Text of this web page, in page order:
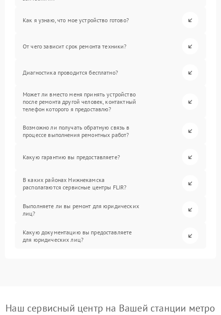
Как я узнаю, что мое устройство готово?
От чего зависит срок ремонта техники?
Диагностика проводится бесплатно?
Может ли вместо меня принять устройство
после ремонта другой человек, контактный
телефон которого я предоставлю?
Возможно ли получать обратную связь в
процессе выполнения ремонтных работ?
Какую гарантию вы предоставляете?
В каких районах Нижнекамска
располагаются сервисные центры FLIR?
Выполняете ли вы ремонт для юридических
лиц?
Какую документацию вы предоставляете
для юридических лиц?
Наш сервисный центр на Вашей станции метро